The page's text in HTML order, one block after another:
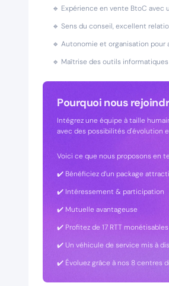
🔹 Expérience en vente BtoC
🔹 Sens du conseil, excellent
🔹 Autonomie et organisation
🔹 Maîtrise des outils
Pourquoi nous
Intégrez une équipe à taille
avec des possibilités d'évolution
Voici ce que nous proposons en
✔️ Bénéficiez d’un package
✔️ Intéressement & participation
✔️ Mutuelle avantageuse
✔️ Profitez de 17 RTT
✔️ Un véhicule de service mis à
✔️ Évoluez grâce à nos 8 centres